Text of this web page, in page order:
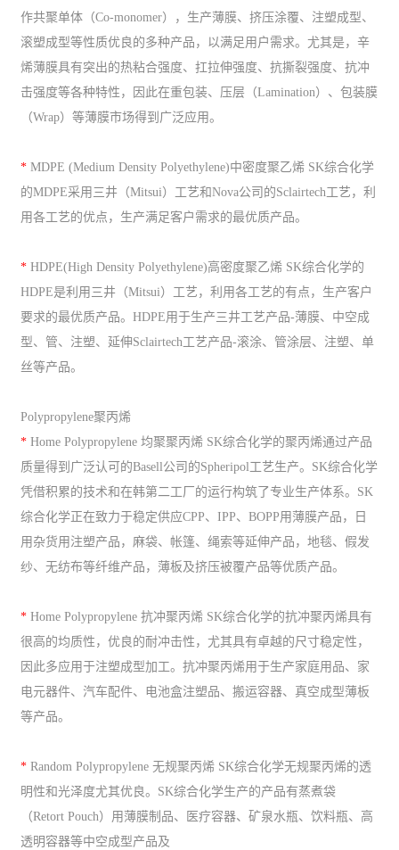
作共聚单体（Co-monomer），生产薄膜、挤压涂覆、注塑成型、
滚塑成型等性质优良的多种产品，以满足用户需求。尤其是，辛
烯薄膜具有突出的热粘合强度、扛拉伸强度、抗撕裂强度、抗冲
击强度等各种特性，因此在重包装、压层（Lamination）、包装膜
（Wrap）等薄膜市场得到广泛应用。
* MDPE (Medium Density Polyethylene)中密度聚乙烯 SK综合化学
的MDPE采用三井（Mitsui）工艺和Nova公司的Sclairtech工艺，利
用各工艺的优点，生产满足客户需求的最优质产品。
*HDPE(High Density Polyethylene)高密度聚乙烯 SK综合化学的
HDPE是利用三井（Mitsui）工艺，利用各工艺的有点，生产客户
要求的最优质产品。HDPE用于生产三井工艺产品-薄膜、中空成
型、管、注塑、延伸Sclairtech工艺产品-滚涂、管涂层、注塑、单
丝等产品。
Polypropylene聚丙烯
* Home Polypropylene 均聚聚丙烯 SK综合化学的聚丙烯通过产品
质量得到广泛认可的Basell公司的Spheripol工艺生产。SK综合化学
凭借积累的技术和在韩第二工厂的运行构筑了专业生产体系。SK
综合化学正在致力于稳定供应CPP、IPP、BOPP用薄膜产品，日
用杂货用注塑产品，麻袋、帐篷、绳索等延伸产品，地毯、假发
纱、无纺布等纤维产品，薄板及挤压被覆产品等优质产品。
* Home Polypropylene 抗冲聚丙烯 SK综合化学的抗冲聚丙烯具有
很高的均质性，优良的耐冲击性，尤其具有卓越的尺寸稳定性，
因此多应用于注塑成型加工。抗冲聚丙烯用于生产家庭用品、家
电元器件、汽车配件、电池盒注塑品、搬运容器、真空成型薄板
等产品。
* Random Polypropylene 无规聚丙烯 SK综合化学无规聚丙烯的透
明性和光泽度尤其优良。SK综合化学生产的产品有蒸煮袋
（Retort Pouch）用薄膜制品、医疗容器、矿泉水瓶、饮料瓶、高
透明容器等中空成型产品及